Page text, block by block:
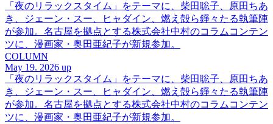
「夜のリラックスタイム」をテーマに、柴田聡子、原田ちあ
き、ジェーン・スー、ヒャダイン、燃え殻ら錚々たる執筆陣
が参加。名古屋を拠点とする株式会社中村のコラムコンテン
ツに、漫画家・奥田亜紀子が新規参加。
COLUMN
May 19. 2026 up
「夜のリラックスタイム」をテーマに、柴田聡子、原田ちあ
き、ジェーン・スー、ヒャダイン、燃え殻ら錚々たる執筆陣
が参加。名古屋を拠点とする株式会社中村のコラムコンテン
ツに、漫画家・奥田亜紀子が新規参加。